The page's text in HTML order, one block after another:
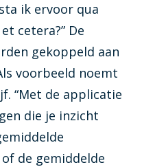
ik ervoor qua
cetera?” De
gekoppeld aan
voorbeeld noemt
“Met de applicatie
die je inzicht
de gemiddelde